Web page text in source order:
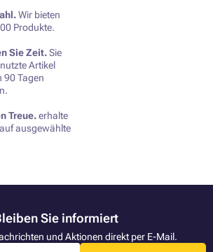
Wir bieten
Produkte.
Sie Zeit.Sie
Artikel
90 Tagen
Treue.erhalte
ausgewählte
Sie informiert
und Aktionen direkt per E-Mail.